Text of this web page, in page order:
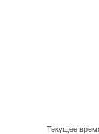
Текущее